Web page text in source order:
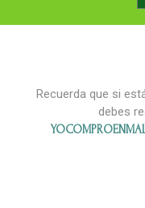
Recuerda que si
debes